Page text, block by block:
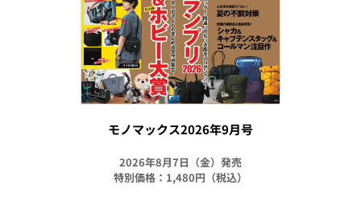
モノマックス2026年9月号
2026年8月7日（金）発売
特別価格：1,480円（税込）